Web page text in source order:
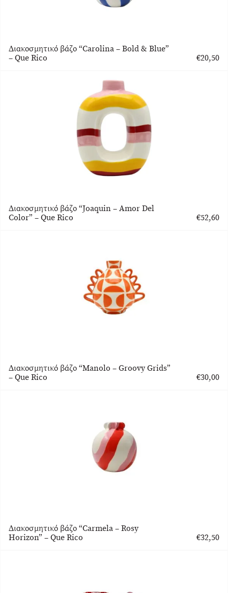
Διακοσμητικό βάζο “Carolina – Bold & Blue”
– Que Rico
€20,50
Διακοσμητικό βάζο “Joaquin – Amor Del
Color” – Que Rico
€52,60
Διακοσμητικό βάζο “Μanolo – Groovy Grids”
– Que Rico
€30,00
Διακοσμητικό βάζο “Carmela – Rosy
Horizon” – Que Rico
€32,50